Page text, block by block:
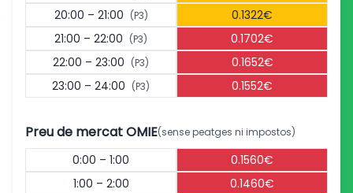
20:00 – 21:00 (P3)
0.1322€
21:00 – 22:00 (P3)
0.1702€
22:00 – 23:00 (P3)
0.1652€
23:00 – 24:00 (P3) 0.1552€
Preu de mercat OMIE(sense peatges ni impostos)
0:00 – 1:00
0.1560€
1:00 – 2:00
0.1460€